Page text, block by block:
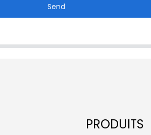
Send
PRODUITS